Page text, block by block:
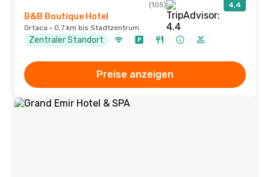
(105) 4,4
B&B Boutique Hotel
Ortaca · 0,7 km bis Stadtzentrum
Zentraler Standort
Preise anzeigen